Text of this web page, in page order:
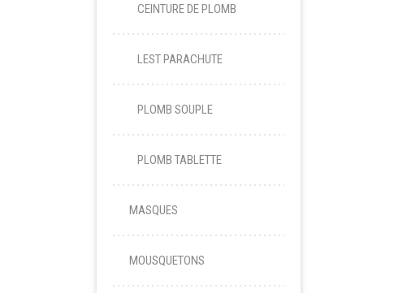
CEINTURE DE PLOMB
LEST PARACHUTE
PLOMB SOUPLE
PLOMB TABLETTE
MASQUES
MOUSQUETONS